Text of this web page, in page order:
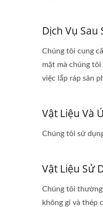
Dịch Vụ Sau
Chúng tôi cung
mặt mà chúng
việc lắp ráp sản
Vật Liệu Và
Chúng tôi sử
Vật Liệu Sử
Chúng tôi thường
không gỉ và thép